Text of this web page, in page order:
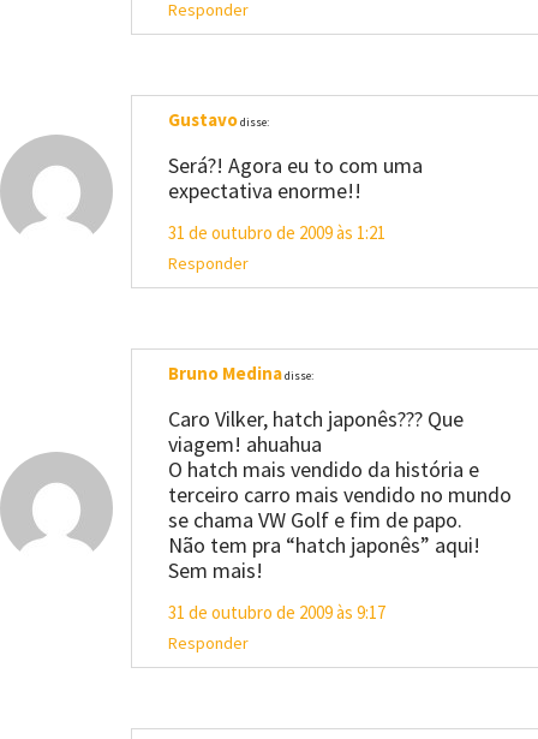
Responder
Gustavodisse:
Será?! Agora eu to com uma
expectativa enorme!!
31 de outubro de 2009 às 1:21
Responder
Bruno Medinadisse:
Caro Vilker, hatch japonês??? Que
viagem! ahuahua
O hatch mais vendido da história e
terceiro carro mais vendido no mundo
se chama VW Golf e fim de papo.
Não tem pra “hatch japonês” aqui!
Sem mais!
31 de outubro de 2009 às 9:17
Responder